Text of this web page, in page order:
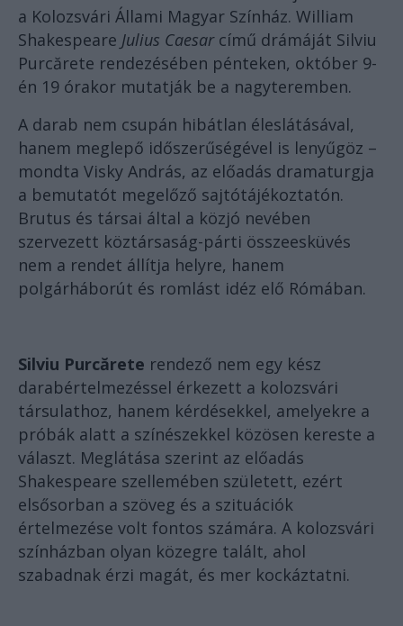
a Kolozsvári Állami Magyar Színház. William
Shakespeare Julius Caesarcímű drámáját Silviu
Purcărete rendezésében pénteken, október 9-
én 19 órakor mutatják be a nagyteremben.
A darab nem csupán hibátlan éleslátásával,
hanem meglepő időszerűségével is lenyűgöz –
mondta Visky András, az előadás dramaturgja
a bemutatót megelőző sajtótájékoztatón.
Brutus és társai által a közjó nevében
szervezett köztársaság-párti összeesküvés
nem a rendet állítja helyre, hanem
polgárháborút és romlást idéz elő Rómában.
Silviu Purcărete rendező nem egy kész
darabértelmezéssel érkezett a kolozsvári
társulathoz, hanem kérdésekkel, amelyekre a
próbák alatt a színészekkel közösen kereste a
választ. Meglátása szerint az előadás
Shakespeare szellemében született, ezért
elsősorban a szöveg és a szituációk
értelmezése volt fontos számára. A kolozsvári
színházban olyan közegre talált, ahol
szabadnak érzi magát, és mer kockáztatni.